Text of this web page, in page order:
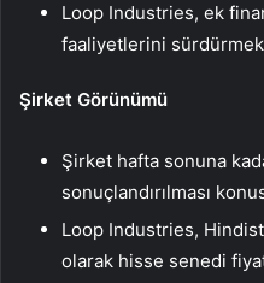
Loop Industries, ek
faaliyetlerini
Şirket Görünümü
Şirket hafta sonuna
sonuçlandırılması
Loop Industries,
olarak hisse senedi